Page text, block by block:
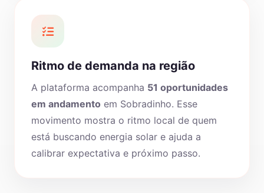
Ritmo de demanda na região
A plataforma acompanha 51 oportunidades
em andamento em Sobradinho. Esse
movimento mostra o ritmo local de quem
está buscando energia solar e ajuda a
calibrar expectativa e próximo passo.